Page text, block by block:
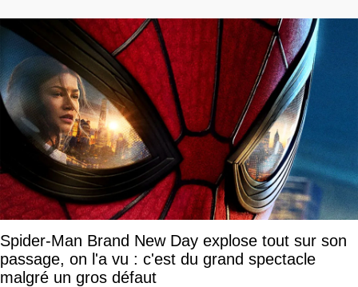
Spider-Man Brand New Day explose tout sur son
passage, on l'a vu : c'est du grand spectacle
malgré un gros défaut